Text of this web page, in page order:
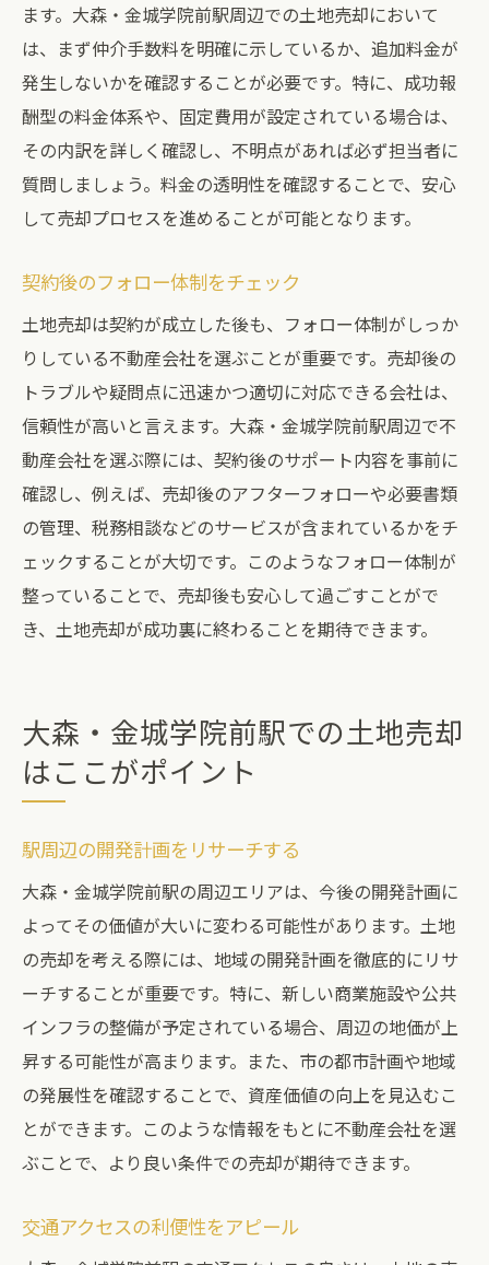
ます。大森・金城学院前駅周辺での土地売却において
は、まず仲介手数料を明確に示しているか、追加料金が
発生しないかを確認することが必要です。特に、成功報
酬型の料金体系や、固定費用が設定されている場合は、
その内訳を詳しく確認し、不明点があれば必ず担当者に
質問しましょう。料金の透明性を確認することで、安心
して売却プロセスを進めることが可能となります。
契約後のフォロー体制をチェック
土地売却は契約が成立した後も、フォロー体制がしっか
りしている不動産会社を選ぶことが重要です。売却後の
トラブルや疑問点に迅速かつ適切に対応できる会社は、
信頼性が高いと言えます。大森・金城学院前駅周辺で不
動産会社を選ぶ際には、契約後のサポート内容を事前に
確認し、例えば、売却後のアフターフォローや必要書類
の管理、税務相談などのサービスが含まれているかをチ
ェックすることが大切です。このようなフォロー体制が
整っていることで、売却後も安心して過ごすことがで
き、土地売却が成功裏に終わることを期待できます。
大森・金城学院前駅での土地売却
はここがポイント
駅周辺の開発計画をリサーチする
大森・金城学院前駅の周辺エリアは、今後の開発計画に
よってその価値が大いに変わる可能性があります。土地
の売却を考える際には、地域の開発計画を徹底的にリサ
ーチすることが重要です。特に、新しい商業施設や公共
インフラの整備が予定されている場合、周辺の地価が上
昇する可能性が高まります。また、市の都市計画や地域
の発展性を確認することで、資産価値の向上を見込むこ
とができます。このような情報をもとに不動産会社を選
ぶことで、より良い条件での売却が期待できます。
交通アクセスの利便性をアピール